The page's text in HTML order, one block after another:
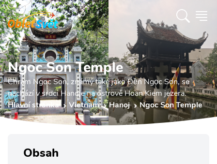
Ngoc Son Temple
Chrám Ngoc Son, známý také jako Đền Ngọc Sơn, se
nachází v srdci Hanoje na ostrově Hoan Kiem jezera.
Hlavní stránka
Vietnam Hanoj Ngoc Son Temple
Obsah